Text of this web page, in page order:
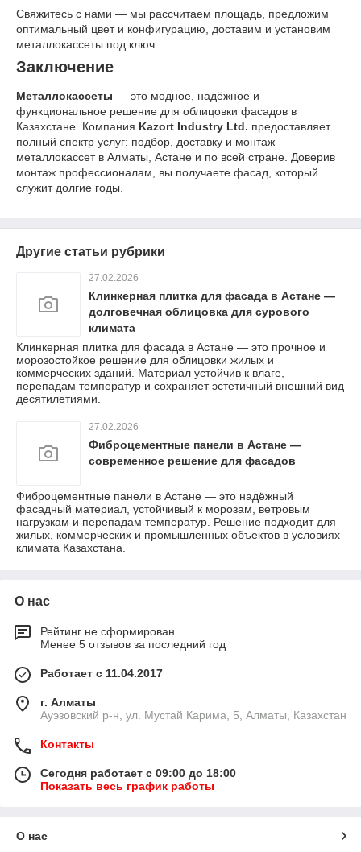
Свяжитесь с нами — мы рассчитаем площадь, предложим
оптимальный цвет и конфигурацию, доставим и установим
металлoкассеты под ключ.
Заключение
Металлокассеты — это модное, надёжное и
функциональное решение для облицовки фасадов в
Казахстане. Компания Kazort Industry Ltd. предоставляет
полный спектр услуг: подбор, доставку и монтаж
металлокассет в Алматы, Астане и по всей стране. Доверив
монтаж профессионалам, вы получаете фасад, который
служит долгие годы.
Другие статьи рубрики
27.02.2026
Клинкерная плитка для фасада в Астане —
долговечная облицовка для сурового
климата
Клинкерная плитка для фасада в Астане — это прочное и
морозостойкое решение для облицовки жилых и
коммерческих зданий. Материал устойчив к влаге,
перепадам температур и сохраняет эстетичный внешний вид
десятилетиями.
27.02.2026
Фиброцементные панели в Астане —
современное решение для фасадов
Фиброцементные панели в Астане — это надёжный
фасадный материал, устойчивый к морозам, ветровым
нагрузкам и перепадам температур. Решение подходит для
жилых, коммерческих и промышленных объектов в условиях
климата Казахстана.
О нас
Рейтинг не сформирован
Менее 5 отзывов за последний год
Работает с 11.04.2017
г. Алматы
​Ауэзовский р-н, ул. Мустай Карима, 5, Алматы, Казахстан
Контакты
Сегодня работает с 09:00 до 18:00
Показать весь график работы
О нас